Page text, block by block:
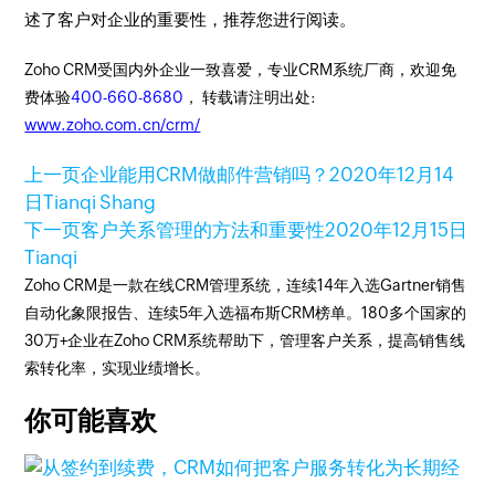
述了客户对企业的重要性，推荐您进行阅读。
Zoho CRM受国内外企业一致喜爱，专业CRM系统厂商，欢迎免
费体验400-660-8680 ， 转载请注明出处:
www.zoho.com.cn/crm/
上一页企业能用CRM做邮件营销吗？2020年12月14
日Tianqi Shang
下一页客户关系管理的方法和重要性2020年12月15日
Tianqi
Zoho CRM是一款在线CRM管理系统，连续14年入选Gartner销售
自动化象限报告、连续5年入选福布斯CRM榜单。180多个国家的
30万+企业在Zoho CRM系统帮助下，管理客户关系，提高销售线
索转化率，实现业绩增长。
你可能喜欢